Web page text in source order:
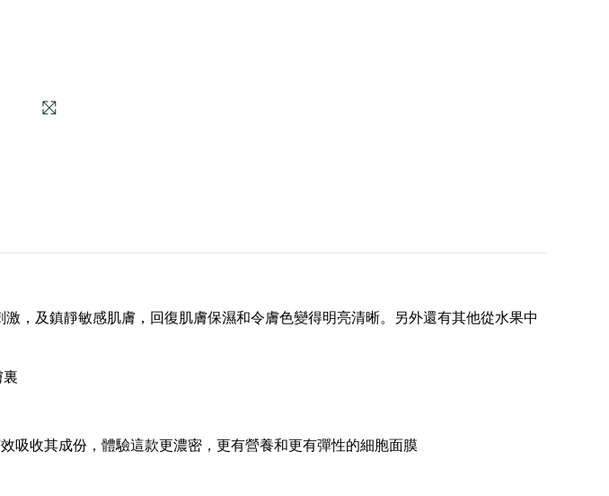
，及鎮靜敏感肌膚，回復肌膚保濕和令膚色變得明亮清晰。另外還有其他從水果中
裏
吸收其成份，體驗這款更濃密，更有營養和更有彈性的細胞面膜